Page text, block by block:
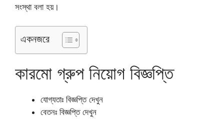
সংস্থা বলা হয়।
একনজরে
কারমো গ্রুপ নিয়োগ বিজ্ঞপ্তি
যোগ্যতাঃ বিজ্ঞপ্তি দেখুন
বেতনঃ বিজ্ঞপ্তি দেখুন